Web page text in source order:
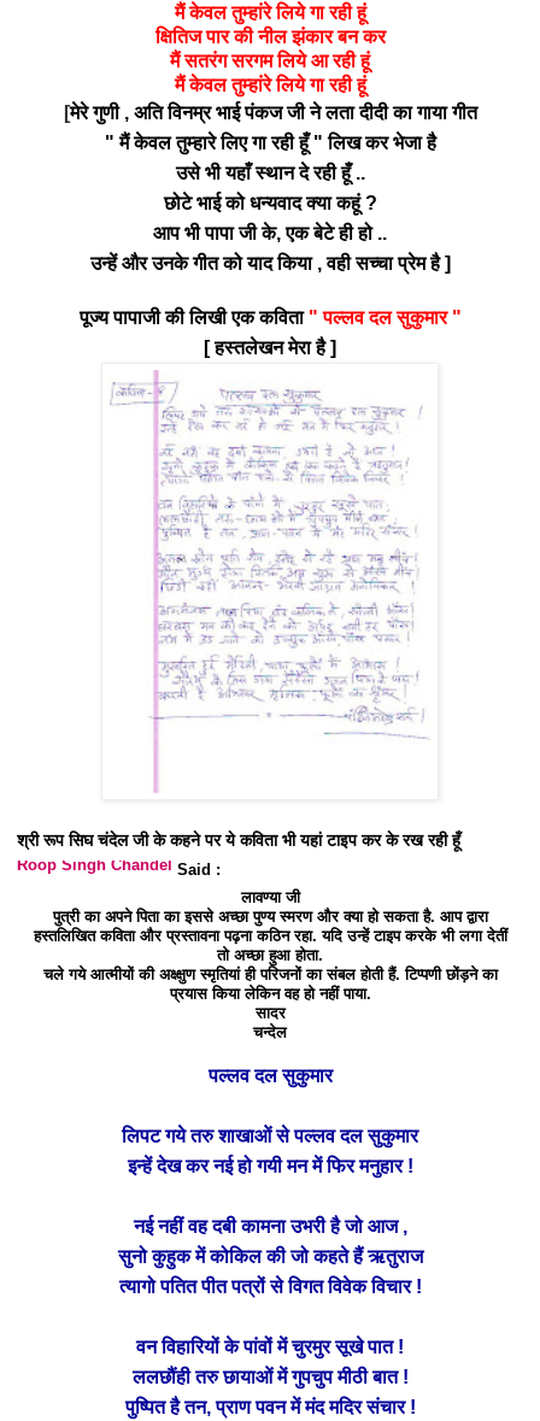
मैं केवल तुम्हांरे लिये गा रही हूं
क्षितिज पार की नील झंकार बन कर
मैं सतरंग सरगम लिये आ रही हूं
मैं केवल तुम्हांरे लिये गा रही हूं
[मेरे गुणी , अति विनम्र भाई पंकज जी ने लता दीदी का गाया गीत
" मैं केवल तुम्हारे लिए गा रही हूँ " लिख कर भेजा है
उसे भी यहाँ स्थान दे रही हूँ ..
छोटे भाई को धन्यवाद क्या कहूं ?
आप भी पापा जी के, एक बेटे ही हो ..
उन्हें और उनके गीत को याद किया , वही सच्चा प्रेम है ]
पूज्य पापाजी की लिखी एक कविता " पल्लव दल सुकुमार "
[ हस्तलेखन मेरा है ]
श्री रूप सिघ चंदेल जी के कहने पर ये कविता भी यहां टाइप कर के रख रही हूँ
Roop Singh Chandel Said :
लावण्या जी
पुत्री का अपने पिता का इससे अच्छा पुण्य स्मरण और क्या हो सकता है. आप द्वारा
हस्तलिखित कविता और प्रस्तावना पढ़ना कठिन रहा. यदि उन्हें टाइप करके भी लगा देतीं
तो अच्छा हुआ होता.
चले गये आत्मीयों की अक्ष्क्षुण स्मृतियां ही परिजनों का संबल होती हैं. टिप्पणी छोंड़ने का
प्रयास किया लेकिन वह हो नहीं पाया.
सादर
चन्देल
पल्लव दल सुकुमार
लिपट गये तरु शाखाओं से पल्लव दल सुकुमार
इन्हें देख कर नई हो गयी मन में फिर मनुहार !
नई नहीं वह दबी कामना उभरी है जो आज ,
सुनो कुहुक में कोकिल की जो कहते हैं ऋतुराज
त्यागो पतित पीत पत्रों से विगत विवेक विचार !
वन विहारियों के पांवों में चुरमुर सूखे पात !
ललछौंही तरु छायाओं में गुपचुप मीठी बात !
पुष्पित है तन, प्राण पवन में मंद मदिर संचार !